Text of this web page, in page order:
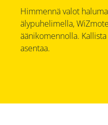
Himmennä valot
älypuhelimella,
äänikomennolla.
asentaa.